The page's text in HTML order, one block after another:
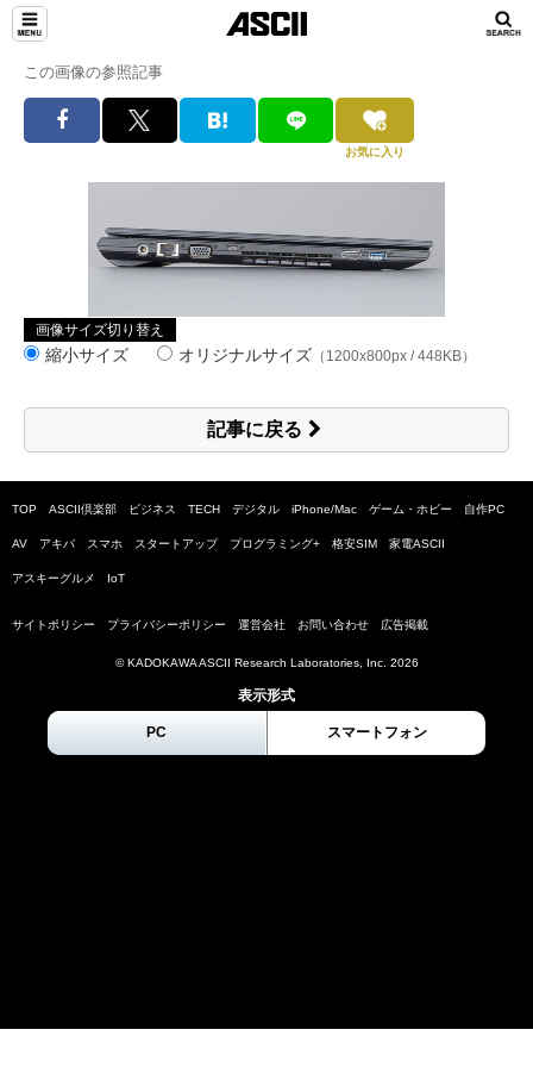
この画像の参照記事
お気に入り
画像サイズ切り替え
縮小サイズ オリジナルサイズ （1200x800px / 448KB）
記事に戻る
TOP ASCII倶楽部 ビジネス TECH デジタル iPhone/Mac ゲーム・ホビー 自作PC
AV アキバ スマホ スタートアップ プログラミング+ 格安SIM 家電ASCII
アスキーグルメ IoT
サイトポリシー プライバシーポリシー 運営会社 お問い合わせ 広告掲載
© KADOKAWA ASCII Research Laboratories, Inc. 2026
表示形式
PC スマートフォン